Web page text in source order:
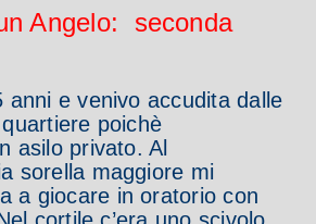
Angelo: seconda
anni e venivo accudita dalle
poichè
asilo privato. Al
sorella maggiore mi
a giocare in oratorio con